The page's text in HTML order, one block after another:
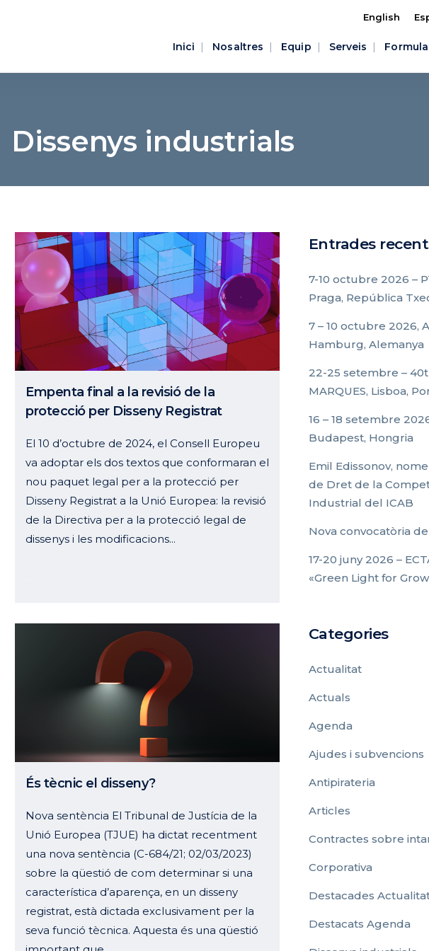
English
Inici Nosaltres Equip Serveis
Dissenys industrials
Empenta final a la revisió de la
protecció per Disseny Registrat
El 10 d’octubre de 2024, el Consell Europeu
va adoptar els dos textos que conformaran el
nou paquet legal per a la protecció per
Disseny Registrat a la Unió Europea: la revisió
de la Directiva per a la protecció legal de
dissenys i les modificacions...
És tècnic el disseny?
Nova sentència El Tribunal de Justícia de la
Unió Europea (TJUE) ha dictat recentment
una nova sentència (C-684/21; 02/03/2023)
sobre la qüestió de com determinar si una
característica d’aparença, en un disseny
registrat, està dictada exclusivament per la
seva funció tècnica. Aquesta és una qüestió
Entrades
7-10 octubre 2026 –
Praga, República
7 – 10 octubre 2026,
Hamburg, Alemanya
22-25 setembre –
MARQUES, Lisboa,
16 – 18 setembre
Budapest, Hongria
Emil Edissonov,
de Dret de la
Industrial del ICAB
Nova convocatòria
17-20 juny 2026 –
«Green Light for
Categories
Actualitat
Actuals
Agenda
Ajudes i subvencions
Antipirateria
Articles
Contractes sobre
Corporativa
Destacades
Destacats Agenda